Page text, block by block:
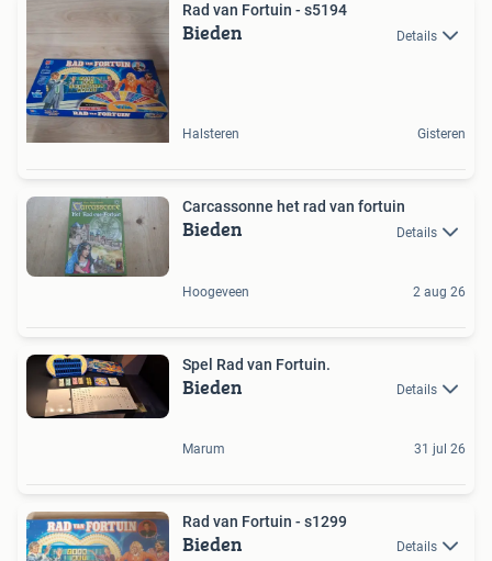
Rad van Fortuin - s5194
Bieden Details
Halsteren Gisteren
Carcassonne het rad van fortuin
Bieden Details
Hoogeveen 2 aug 26
Spel Rad van Fortuin.
Bieden Details
Marum 31 jul 26
Rad van Fortuin - s1299
Bieden Details